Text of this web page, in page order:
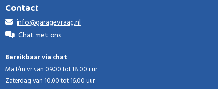
Contact
info@garagevraag.nl
Chat met ons
Bereikbaar via chat
Ma t/m vr van 09.00 tot 18.00 uur
Zaterdag van 10.00 tot 16.00 uur